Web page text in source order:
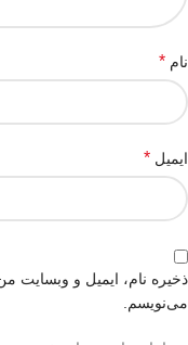
نام *
ایمیل *
ذخیره نام، ایمیل و وبسایت
می‌نویسم.